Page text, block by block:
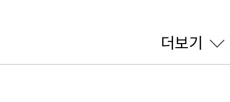
더보기